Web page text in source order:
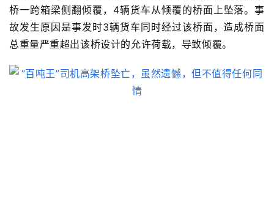
桥一跨箱梁侧翻倾覆， 4辆货车从倾覆的桥面上坠落。事
故发生原因是事发时3辆货车同时经过该桥面，造成桥面
总重量严重超出该桥设计的允许荷载，导致倾覆。